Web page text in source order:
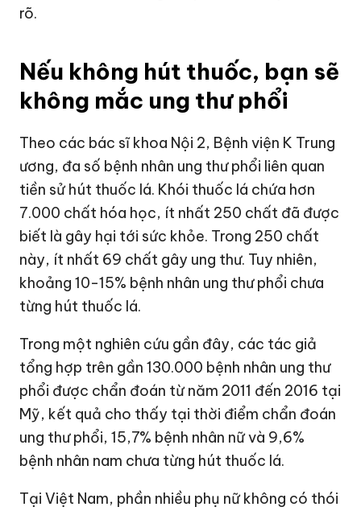
rõ.
Nếu không hút thuốc, bạn sẽ
không mắc ung thư phổi
Theo các bác sĩ khoa Nội 2, Bệnh viện K Trung
ương, đa số bệnh nhân ung thư phổi liên quan
tiền sử hút thuốc lá. Khói thuốc lá chứa hơn
7.000 chất hóa học, ít nhất 250 chất đã được
biết là gây hại tới sức khỏe. Trong 250 chất
này, ít nhất 69 chất gây ung thư. Tuy nhiên,
khoảng 10-15% bệnh nhân ung thư phổi chưa
từng hút thuốc lá.
Trong một nghiên cứu gần đây, các tác giả
tổng hợp trên gần 130.000 bệnh nhân ung thư
phổi được chẩn đoán từ năm 2011 đến 2016 tại
Mỹ, kết quả cho thấy tại thời điểm chẩn đoán
ung thư phổi, 15,7% bệnh nhân nữ và 9,6%
bệnh nhân nam chưa từng hút thuốc lá.
Tại Việt Nam, phần nhiều phụ nữ không có thói